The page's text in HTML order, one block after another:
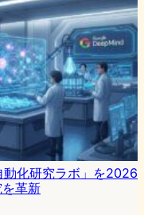
化研究ラボ」を2026
革新